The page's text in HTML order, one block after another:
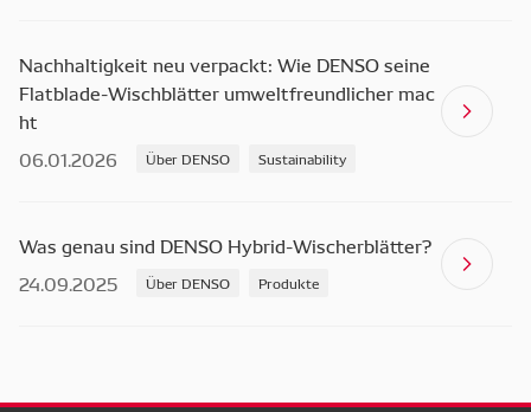
Nachhaltigkeit neu verpackt: Wie DENSO seine
Flatblade-Wischblätter umweltfreundlicher mac
ht
06.01.2026
Über DENSO Sustainability
Was genau sind DENSO Hybrid-Wischerblätter?
24.09.2025
Über DENSO Produkte